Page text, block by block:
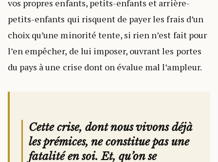
vos propres enfants, petits-enfants et arrière-
petits-enfants qui risquent de payer les frais d’un
choix qu’une minorité tente, si rien n’est fait pour
l’en empêcher, de lui imposer, ouvrant les portes
du pays à une crise dont on évalue mal l’ampleur.
Cette crise, dont nous vivons déjà
les prémices, ne constitue pas une
fatalité en soi. Et, qu’on se